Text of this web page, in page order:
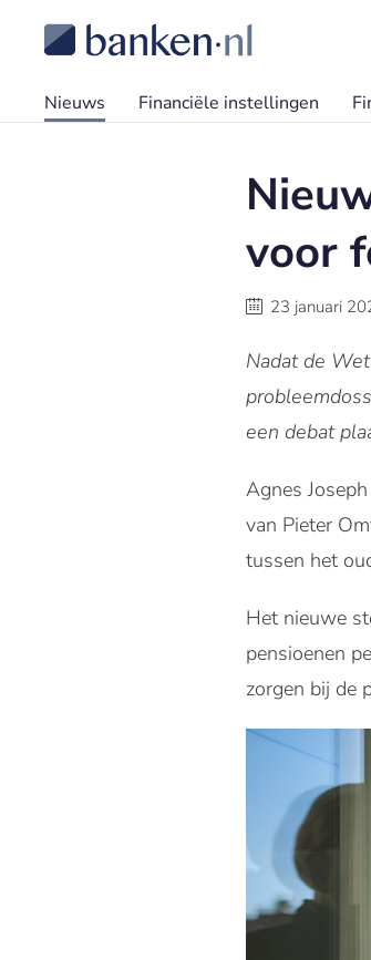
Nieuws Financiële instellingen
voor
23 januari
Nadat de
een debat
Agnes
van Pieter
tussen het
Het nieuwe
pensioenen
zorgen bij de